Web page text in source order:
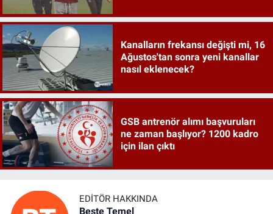
Kanalların frekansı değişti mi, 16
Ağustos'tan sonra yeni kanallar
nasıl eklenecek?
GSB antrenör alımı başvuruları
ne zaman başlıyor? 1200 kadro
için ilan çıktı
EDITÖR HAKKINDA
Beste Temel